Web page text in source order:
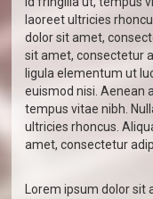
laoreet ultricies
dolor sit amet,
sit amet, consectetur
ligula elementum ut
euismod nisi. Aenean
tempus vitae nibh.
ultricies rhoncus.
amet, consectetur
Lorem ipsum dolor sit